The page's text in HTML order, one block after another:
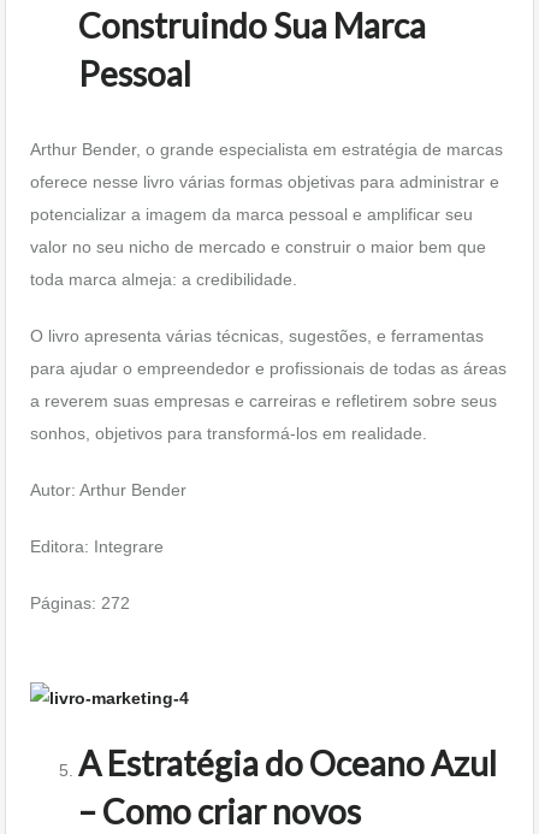
Construindo Sua Marca
Pessoal
Arthur Bender, o grande especialista em estratégia de marcas
oferece nesse livro várias formas objetivas para administrar e
potencializar a imagem da marca pessoal e amplificar seu
valor no seu nicho de mercado e construir o maior bem que
toda marca almeja: a credibilidade.
O livro apresenta várias técnicas, sugestões, e ferramentas
para ajudar o empreendedor e profissionais de todas as áreas
a reverem suas empresas e carreiras e refletirem sobre seus
sonhos, objetivos para transformá-los em realidade.
Autor: Arthur Bender
Editora: Integrare
Páginas: 272
A Estratégia do Oceano Azul
– Como criar novos